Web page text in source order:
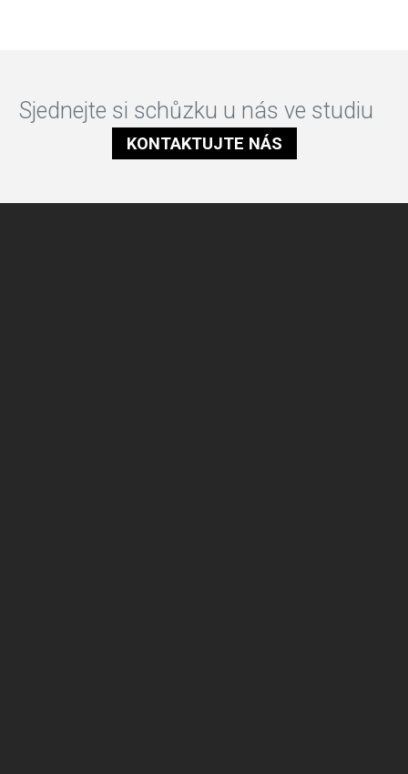
Sjednejte si schůzku u nás ve studiu
KONTAKTUJTE NÁS